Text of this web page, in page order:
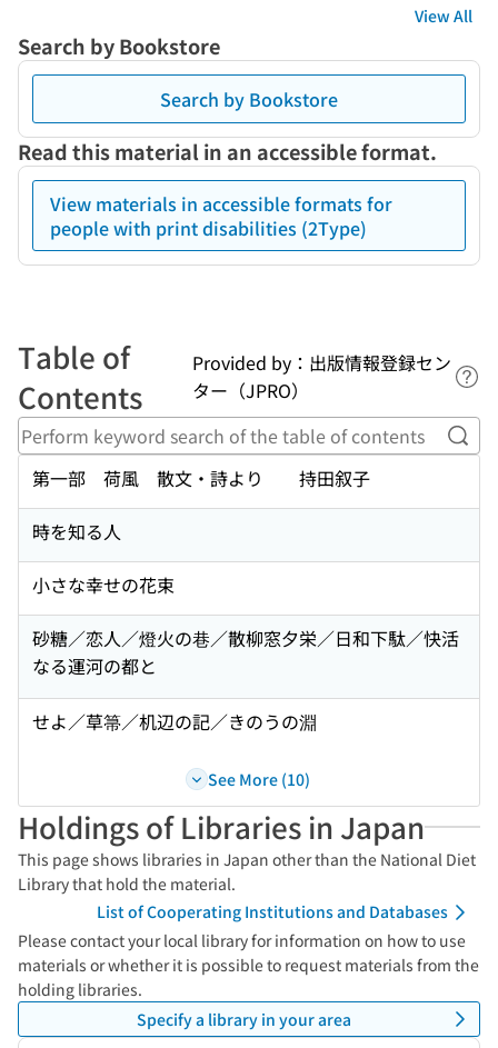
View All
Search by Bookstore
Search by Bookstore
Read this material in an accessible format.
View materials in accessible formats for
people with print disabilities (2Type)
Table of
Contents
Provided by：出版情報登録セン
ター（JPRO）
第一部 荷風 散文・詩より 持田叙子
時を知る人
小さな幸せの花束
砂糖／恋人／燈火の巷／散柳窓夕栄／日和下駄／快活
なる運河の都と
せよ／草箒／机辺の記／きのうの淵
See More (10)
Holdings of Libraries in Japan
This page shows libraries in Japan other than the National Diet
Library that hold the material.
List of Cooperating Institutions and Databases
Please contact your local library for information on how to use
materials or whether it is possible to request materials from the
holding libraries.
Specify a library in your area